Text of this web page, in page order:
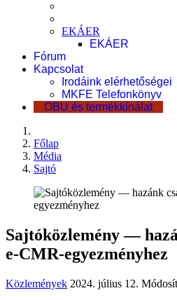
EKÁER
EKÁER
Fórum
Kapcsolat
Irodáink elérhetőségei
MKFE Telefonkönyv
OBU és termékkínálat
Főlap
Média
Sajtó
Sajtóközlemény —
e-CMR-egyezményhez
Közlemények 2024. július 12.